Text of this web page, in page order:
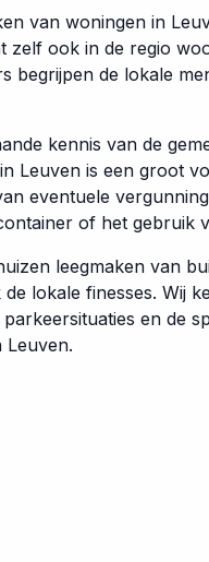
van woningen in
zelf ook in de regio
begrijpen de lokale
kennis van de
Leuven is een groot
eventuele
of het gebruik
leegmaken van
de lokale finesses. Wij
en de
Leuven.